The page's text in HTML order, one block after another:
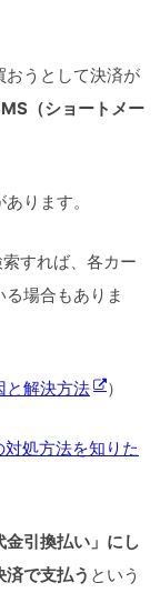
おうとして決済が
（ショートメー
ります。
すれば、各カー
場合もありま
と解決方法 ）
処方法を知りた
引換払い」にし
で支払う という